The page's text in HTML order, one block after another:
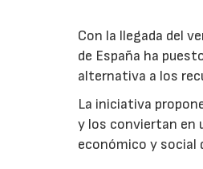
Con la llegada del
de España ha
alternativa a los
La iniciativa
y los conviertan en
económico y social